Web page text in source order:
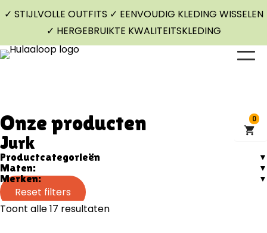
✓ STIJLVOLLE OUTFITS ✓ EENVOUDIG KLEDING WISSELEN
✓ HERGEBRUIKTE KWALITEITSKLEDING
Onze producten
Jurk
Productcategorieën
Blouse
Boxpak
Broek
Maten:
62
68
Merken:
Babyface
Dirkje
Reset filters
Toont alle 17 resultaten
0